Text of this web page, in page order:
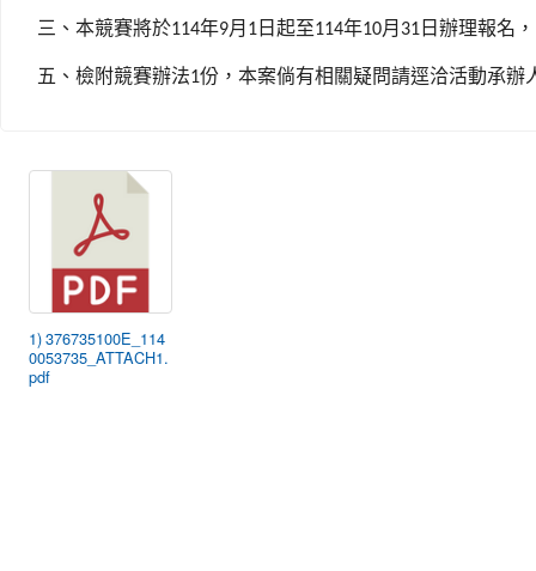
三、本競賽將於114年9月 1 日起至114年10月 31 日辦理報名，
五、檢附競賽辦法1份，本案倘有相關疑問請逕洽活動承辦
1) 376735100E_114
0053735_ATTACH1.
pdf